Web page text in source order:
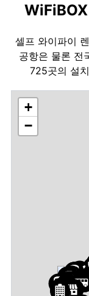
WiFiBOX
셀프 와이파이
공항은 물론 전
725곳의 설
+
−